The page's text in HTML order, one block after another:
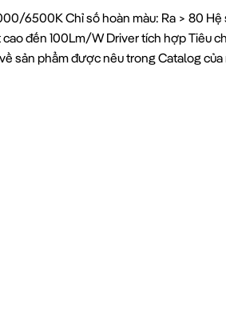
6500K Chỉ số hoàn màu: Ra > 80 Hệ
đến 100Lm/W Driver tích hợp Tiêu
sản phẩm được nêu trong Catalog